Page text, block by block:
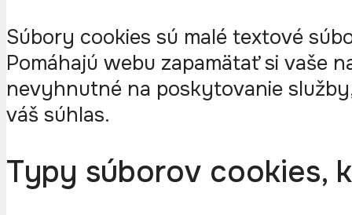
Súbory cookies sú malé textové
Pomáhajú webu zapamätať si vaše
nevyhnutné na poskytovanie
váš súhlas.
Typy súborov cookies,